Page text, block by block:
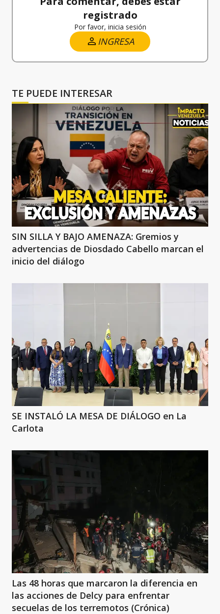
registrado
Por favor, inicia sesión
INGRESA
TE PUEDE INTERESAR
SIN SILLA Y BAJO AMENAZA: Gremios y
advertencias de Diosdado Cabello marcan el
inicio del diálogo
SE INSTALÓ LA MESA DE DIÁLOGO en La
Carlota
Las 48 horas que marcaron la diferencia en
las acciones de Delcy para enfrentar
secuelas de los terremotos (Crónica)